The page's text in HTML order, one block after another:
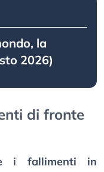
la
2026)
di fronte
i fallimenti in